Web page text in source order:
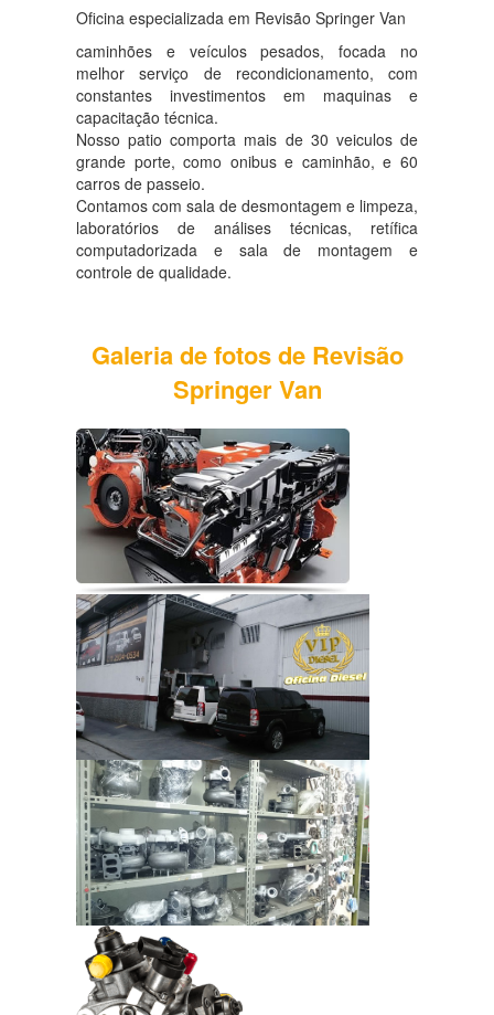
Oficina especializada em Revisão Springer Van
caminhões e veículos pesados, focada no
melhor serviço de recondicionamento, com
constantes investimentos em maquinas e
capacitação técnica.
Nosso patio comporta mais de 30 veiculos de
grande porte, como onibus e caminhão, e 60
carros de passeio.
Contamos com sala de desmontagem e limpeza,
laboratórios de análises técnicas, retífica
computadorizada e sala de montagem e
controle de qualidade.
Galeria de fotos de Revisão
Springer Van